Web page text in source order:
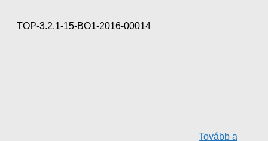
TOP-3.2.1-15-BO1-2016-00014
Tovább a